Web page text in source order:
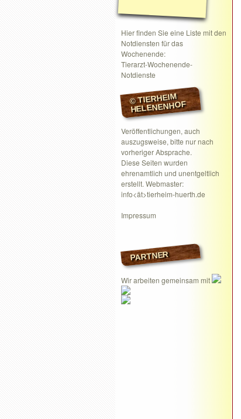
Hier finden Sie eine Liste mit den
Notdiensten für das
Wochenende:
Tierarzt-Wochenende-
Notdienste
© TIERHEIM
HELENENHOF
Veröffentlichungen, auch
auszugsweise, bitte nur nach
vorheriger Absprache.
Diese Seiten wurden
ehrenamtlich und unentgeltlich
erstellt. Webmaster:
info<ät>tierheim-huerth.de
Impressum
PARTNER
Wir arbeiten gemeinsam mit